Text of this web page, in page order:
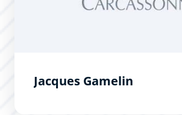
Jacques Gamelin